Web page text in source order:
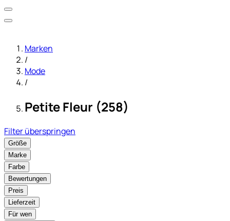
Marken
/
Mode
/
Petite Fleur (258)
Filter überspringen
Größe
Marke
Farbe
Bewertungen
Preis
Lieferzeit
Für wen